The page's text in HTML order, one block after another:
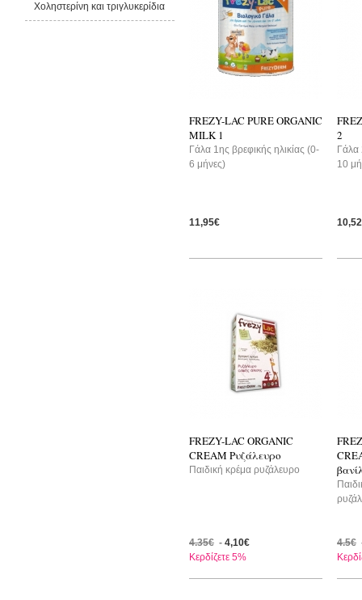
FREZY-LAC PURE ORGANIC
MILK 1
Γάλα 1ης βρεφικής ηλικίας (0-
6 μήνες)
11,95€
2
Γάλα
10
FREZY-LAC ORGANIC
CREAM Ρυζάλευρο
Παιδική κρέμα ρυζάλευρο
4.35€ - 4,10€
Κερδίζετε 5%
4.5€
Χοληστερίνη και τριγλυκερίδια